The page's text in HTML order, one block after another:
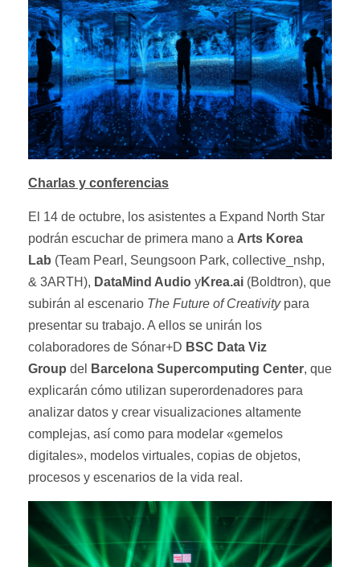
Charlas y conferencias
El 14 de octubre, los asistentes a Expand North Star
podrán escuchar de primera mano a Arts Korea
Lab (Team Pearl, Seungsoon Park, collective_nshp,
& 3ARTH), DataMind Audio yKrea.ai (Boldtron), que
subirán al escenario The Future of Creativity para
presentar su trabajo. A ellos se unirán los
colaboradores de Sónar+D BSC Data Viz
Group del Barcelona Supercomputing Center, que
explicarán cómo utilizan superordenadores para
analizar datos y crear visualizaciones altamente
complejas, así como para modelar «gemelos
digitales», modelos virtuales, copias de objetos,
procesos y escenarios de la vida real.